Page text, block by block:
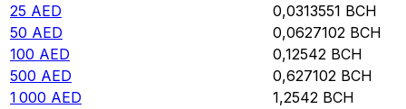
25 AED 0,0313551 BCH
50 AED 0,0627102 BCH
100 AED 0,12542 BCH
500 AED 0,627102 BCH
1 000 AED 1,2542 BCH